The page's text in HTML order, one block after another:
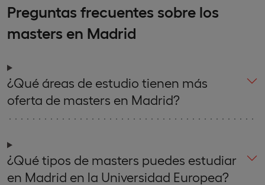
Preguntas frecuentes sobre los
masters en Madrid
¿Qué áreas de estudio tienen más
oferta de masters en Madrid?
¿Qué tipos de masters puedes estudiar
en Madrid en la Universidad Europea?